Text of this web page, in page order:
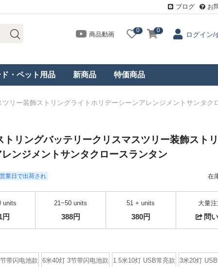
ブログ お
商品動画
0 0
ログイン/
・ペット用品 新商品 特価商品
リー装飾ストリングライトホリデーシーンアレンジメントサンタク
トリングバッテリークリスマスツリー装飾スト
ンジメントサンタクロースランタン
業日で出荷され 在
units
円
21~50 units
388円
51 + units
380円
大量
問
带闪电池款 6米40灯 3节带闪电池款 1.5米10灯 USB常亮款 3米20灯